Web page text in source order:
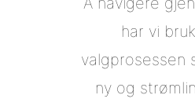
har vi
valgprosessen
ny og